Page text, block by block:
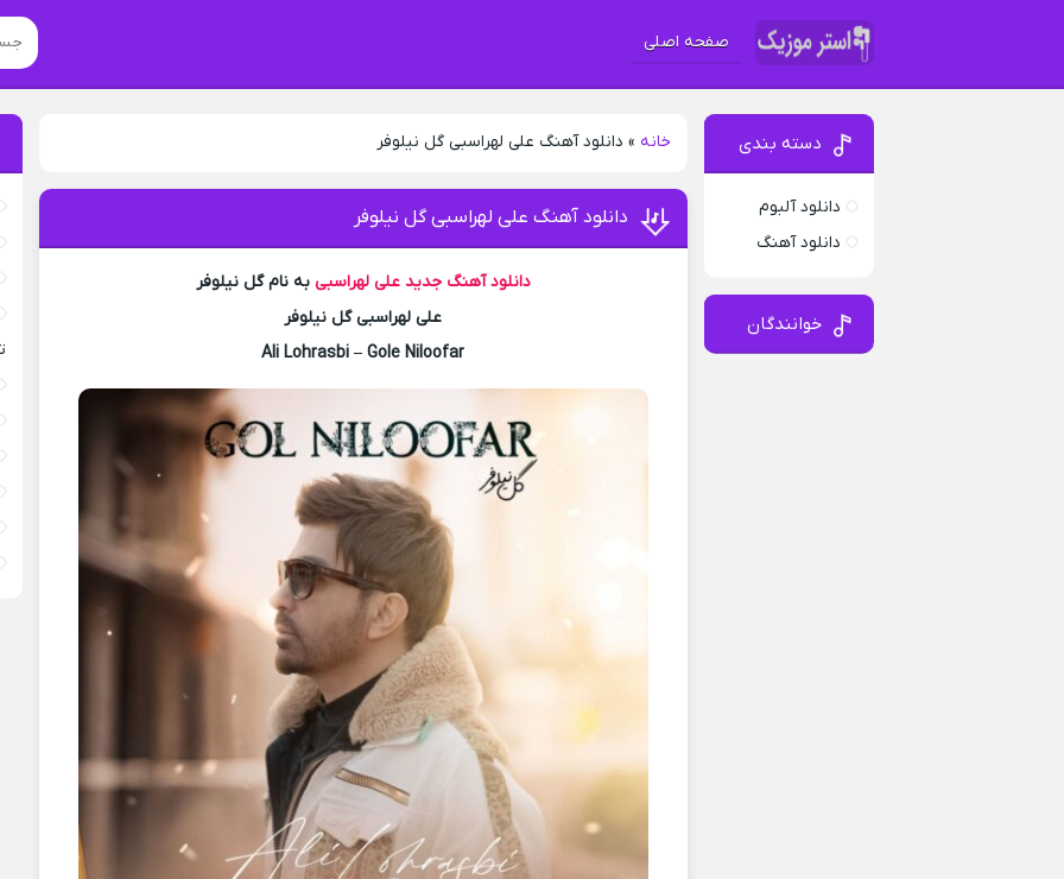
صفحه اصلی
خانه » دانلود آهنگ علی لهراسبی گل نیلوفر
دانلود آهنگ علی لهراسبی گل نیلوفر
دانلود آهنگ جدید علی لهراسبی به نام گل نیلوفر
علی لهراسبی گل نیلوفر
Ali Lohrasbi – Gole Niloofar
دسته بندی
دانلود آلبوم
دانلود آهنگ
خوانندگان